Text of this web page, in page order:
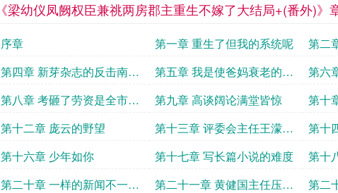
《梁幼仪凤阙权臣兼祧两房郡主重生不嫁了大结局+(番外)》
序章 第一章 重生了但我的系统呢
第二
了
第四章 新芽杂志的反击南国
周末的决断
第五章 我是使爸妈衰老的诸
多事件之一
第六
第八章 考砸了劳资是全市第
一
第九章 高谈阔论满堂皆惊 第十
第十二章 庞云的野望
第十三章 评委会主任王濛出
手了
第十
第十六章 少年如你
第十七章 写长篇小说的难度 第十
第二十章 一样的新闻不一样
第二十一章 黄健国主任压力
第二